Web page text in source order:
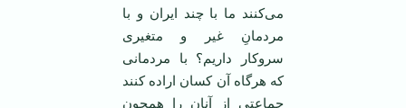
می‌کنند ما با چند ایران و با
مردمانِ غیر و متغیری
سروکار داریم؟ با مردمانی
که هرگاه آن کسان اراده کنند
جماعتی از آنان را همچون